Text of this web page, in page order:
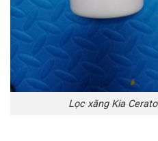
Lọc xăng Kia Cerato